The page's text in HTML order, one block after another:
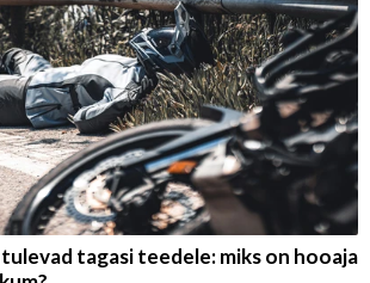
tagasi teedele: miks on hooaja